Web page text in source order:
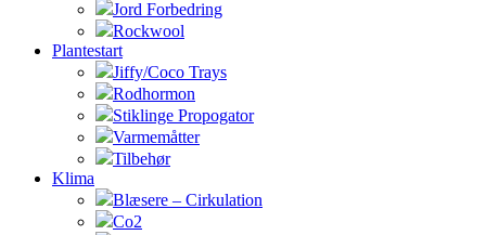
Jord Forbedring
Rockwool
Plantestart
Jiffy/Coco Trays
Rodhormon
Stiklinge Propogator
Varmemåtter
Tilbehør
Klima
Blæsere – Cirkulation
Co2